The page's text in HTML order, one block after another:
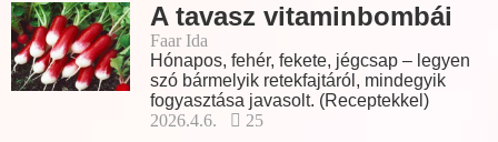
A tavasz vitaminbombái
Faar Ida
Hónapos, fehér, fekete, jégcsap – legyen
szó bármelyik retekfajtáról, mindegyik
fogyasztása javasolt. (Receptekkel)
2026.4.6.
25